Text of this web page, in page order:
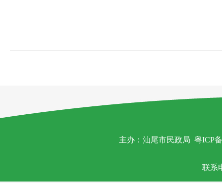
主办：汕尾市民政局 粤ICP
联系